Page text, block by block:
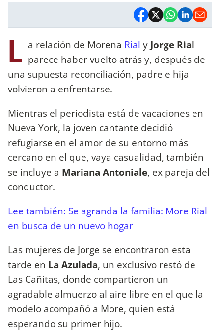
L a relación de Morena Rial y Jorge Rial
parece haber vuelto atrás y, después de
una supuesta reconciliación, padre e hija
volvieron a enfrentarse.
Mientras el periodista está de vacaciones en
Nueva York, la joven cantante decidió
refugiarse en el amor de su entorno más
cercano en el que, vaya casualidad, también
se incluye a Mariana Antoniale, ex pareja del
conductor.
Lee también: Se agranda la familia: More Rial
en busca de un nuevo hogar
Las mujeres de Jorge se encontraron esta
tarde en La Azulada, un exclusivo restó de
Las Cañitas, donde compartieron un
agradable almuerzo al aire libre en el que la
modelo acompañó a More, quien está
esperando su primer hijo.